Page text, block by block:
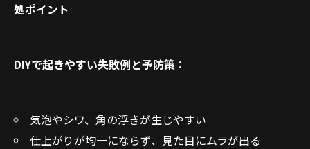
処ポイント
DIYで起きやすい失敗例と予防策：
気泡やシワ、角の浮きが生じやすい
仕上がりが均一にならず、見た目にムラが出る